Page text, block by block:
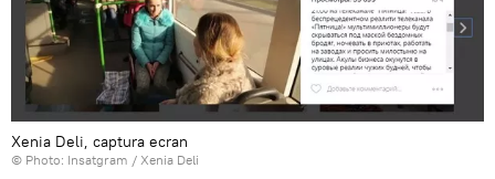
Xenia Deli, captura ecran
© Photo: Insatgram / Xenia Deli